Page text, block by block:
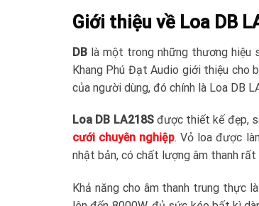
Giới thiệu về Loa DB
DB là một trong những thương hiệu
Khang Phú Đạt Audio giới thiệu cho
của người dùng, đó chính là Loa DB
Loa DB LA218Sđược thiết kế đẹp,
cưới chuyên nghiệp. Vỏ loa được
nhật bản, có chất lượng âm thanh
Khả năng cho âm thanh trung thực